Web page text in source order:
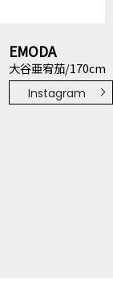
EMODA
大谷亜宥茄/170cm
Instagram